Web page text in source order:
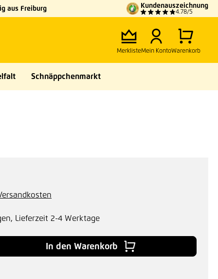
aus Freiburg Kundenauszeichnung
4.78/5
MerklisteMein KontoWarenkorb
Schnäppchenmarkt
Lieferzeit 2-4 Werktage
den gewünschten Wert ein oder
In den Warenkorb